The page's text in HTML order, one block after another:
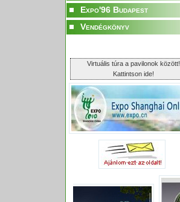
Expo'96 Budapest
Vendégkönyv
Virtuális túra a pavilonok között!
Kattintson ide!